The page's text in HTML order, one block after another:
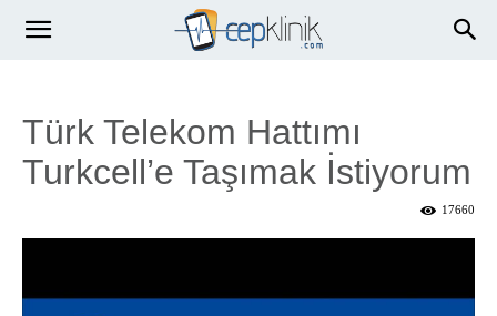
Türk Telekom Hattımı
Turkcell’e Taşımak İstiyorum
17660